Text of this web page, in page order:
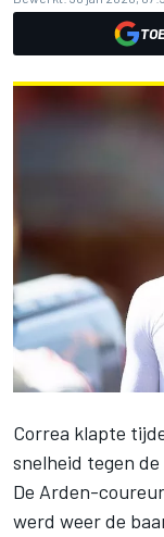
Correa klapte
snelheid tegen
De Arden-
werd weer de